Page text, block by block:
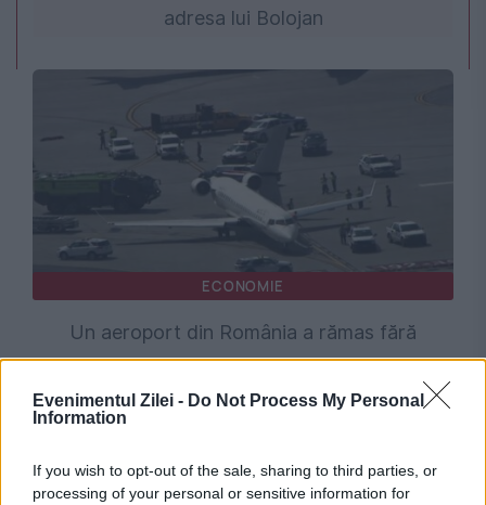
Evenimentul Zilei - Do Not Process My Personal
Information
If you wish to opt-out of the sale, sharing to third parties, or
processing of your personal or sensitive information for
adresa lui Bolojan
ECONOMIE
Un aeroport din România a rămas fără
zborurile